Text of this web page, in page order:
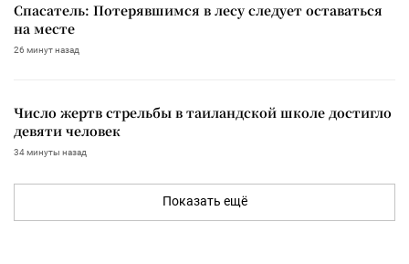
Спасатель: Потерявшимся в лесу следует оставаться
на месте
26 минут назад
Число жертв стрельбы в таиландской школе достигло
девяти человек
34 минуты назад
Показать ещё